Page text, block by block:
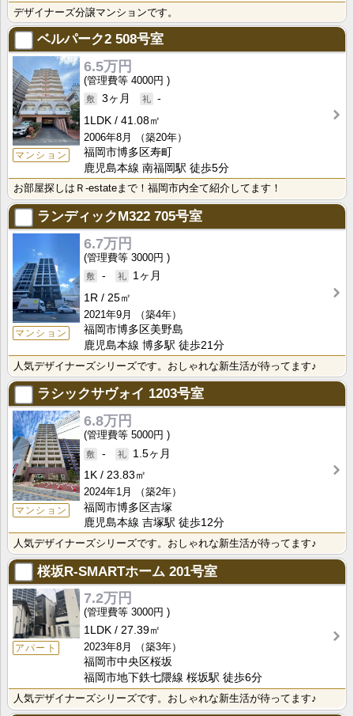
デザイナーズ分譲マンションです。
ベルパーク2 508号室
マンション
6.5万円
4000円
3ヶ月
-
1LDK
41.08㎡
2006年8月
（築20年）
福岡市博多区寿町
鹿児島本線 南福岡駅 徒歩5分
お部屋探しはＲ-estateまで！福岡市内全て紹介してます！
ランディックM322 705号室
マンション
6.7万円
3000円
-
1ヶ月
1R
25㎡
2021年9月
（築4年）
福岡市博多区美野島
鹿児島本線 博多駅 徒歩21分
人気デザイナーズシリーズです。おしゃれな新生活が待ってます♪
ラシックサヴォイ 1203号室
マンション
6.8万円
5000円
-
1.5ヶ月
1K
23.83㎡
2024年1月
（築2年）
福岡市博多区吉塚
鹿児島本線 吉塚駅 徒歩12分
人気デザイナーズシリーズです。おしゃれな新生活が待ってます♪
桜坂R-SMARTホーム 201号室
アパート
7.2万円
3000円
1LDK
27.39㎡
2023年8月
（築3年）
福岡市中央区桜坂
福岡市地下鉄七隈線 桜坂駅 徒歩6分
人気デザイナーズシリーズです。おしゃれな新生活が待ってます♪